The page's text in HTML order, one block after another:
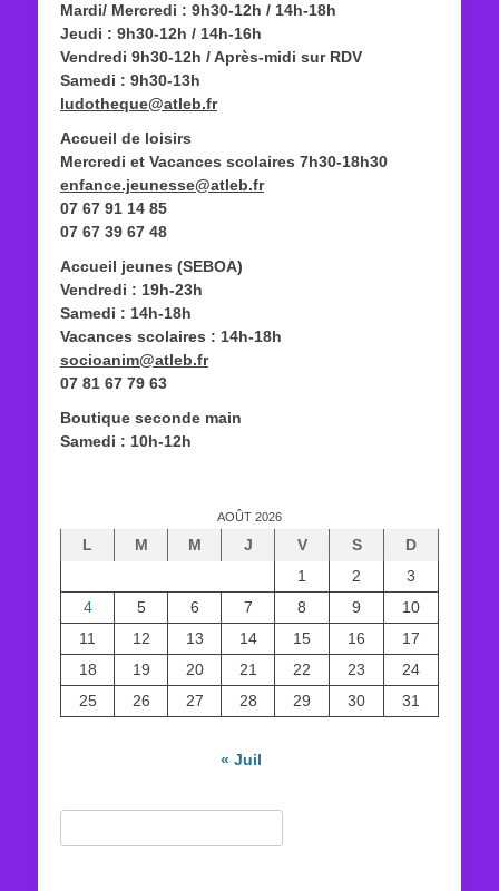
Mardi/ Mercredi : 9h30-12h / 14h-18h
Jeudi : 9h30-12h / 14h-16h
Vendredi 9h30-12h / Après-midi sur RDV
Samedi : 9h30-13h
ludotheque@atleb.fr
Accueil de loisirs
Mercredi et Vacances scolaires 7h30-18h30
enfance.jeunesse@atleb.fr
07 67 91 14 85
07 67 39 67 48
Accueil jeunes (SEBOA)
Vendredi : 19h-23h
Samedi : 14h-18h
Vacances scolaires : 14h-18h
socioanim@atleb.fr
07 81 67 79 63
Boutique seconde main
Samedi : 10h-12h
AOÛT 2026
L M M J V S
D
1
2
3
4
5 6 7 8 9
10
11
12 13 14 15 16
17
18
19 20 21 22 23
24
25
26 27 28 29 30 31
« Juil